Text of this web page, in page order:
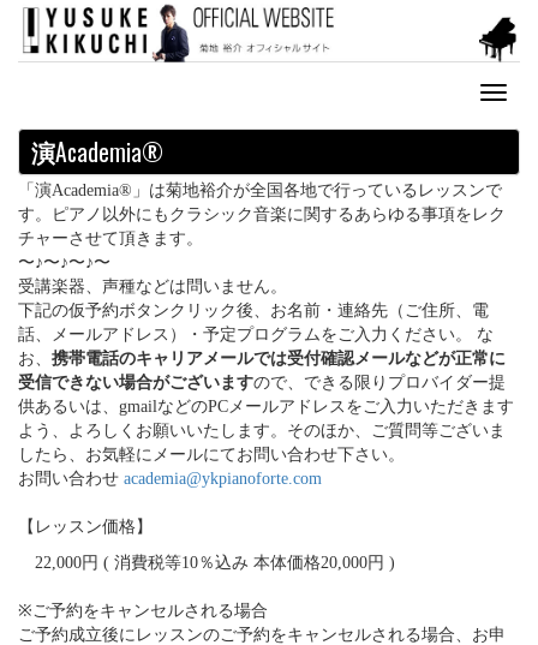
Toggle
演Academia®
「演Academia®」は菊地裕介が全国各地で行っているレッスンで
す。ピアノ以外にもクラシック音楽に関するあらゆる事項をレク
チャーさせて頂きます。
〜♪〜♪〜♪〜
受講楽器、声種などは問いません。
下記の仮予約ボタンクリック後、お名前・連絡先（ご住所、電
話、メールアドレス）・予定プログラムをご入力ください。 な
お、 携帯電話のキャリアメールでは受付確認メールなどが正常に
受信できない場合がございますので、できる限りプロバイダー提
供あるいは、gmailなどのPCメールアドレスをご入力いただきます
よう、よろしくお願いいたします。そのほか、ご質問等ございま
したら、お気軽にメールにてお問い合わせ下さい。
お問い合わせ academia@ykpianoforte.com
【レッスン価格】
22,000円 ( 消費税等10％込み 本体価格20,000円 )
※ご予約をキャンセルされる場合
ご予約成立後にレッスンのご予約をキャンセルされる場合、お申